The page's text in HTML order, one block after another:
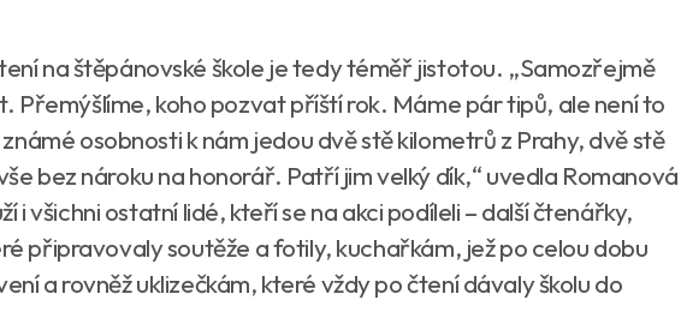
na štěpánovské škole je tedy téměř jistotou. „Samozřejmě
Přemýšlíme, koho pozvat příští rok. Máme pár tipů, ale není to
osobnosti k nám jedou dvě stě kilometrů z Prahy, dvě stě
bez nároku na honorář. Patří jim velký dík,“ uvedla Romanová
i všichni ostatní lidé, kteří se na akci podíleli – další čtenářky,
připravovaly soutěže a fotily, kuchařkám, jež po celou dobu
a rovněž uklizečkám, které vždy po čtení dávaly školu do